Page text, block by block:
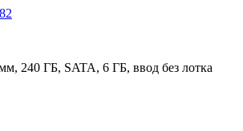
240 ГБ, SATA, 6 ГБ, ввод без лотка